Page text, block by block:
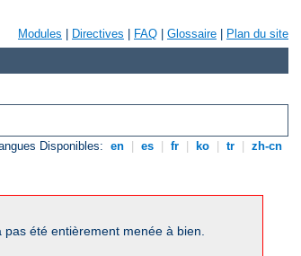
Modules Directives FAQ Glossaire Plan du site
Disponibles: en es fr ko tr zh-cn
été entièrement menée à bien.